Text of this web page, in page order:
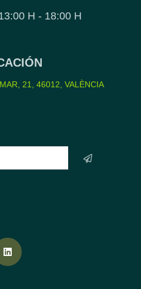
H - 18:00 H
21, 46012, VALÈNCIA